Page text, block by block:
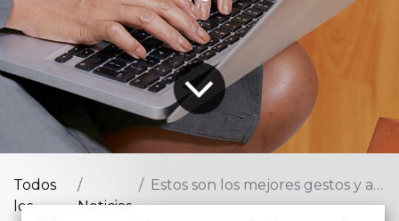
Todos
los
Noticias
Estos son los mejores gestos y atajos de teclado para Windows 10